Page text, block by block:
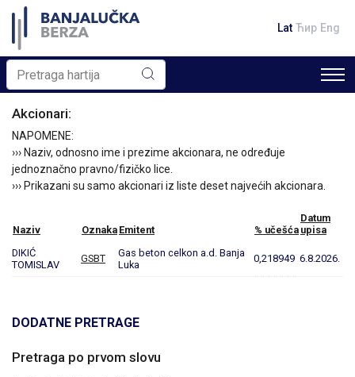
Lat Ћир Eng
Akcionari:
NAPOMENE:
››› Naziv, odnosno ime i prezime akcionara, ne određuje
jednoznačno pravno/fizičko lice.
››› Prikazani su samo akcionari iz liste deset najvećih akcionara.
Naziv Oznaka Emitent % učešća
Datum
upisa
DIKIĆ
TOMISLAV
GSBT
Gas beton celkon a.d. Banja
Luka
0,218949 6.8.2026.
DODATNE PRETRAGE
Pretraga po prvom slovu